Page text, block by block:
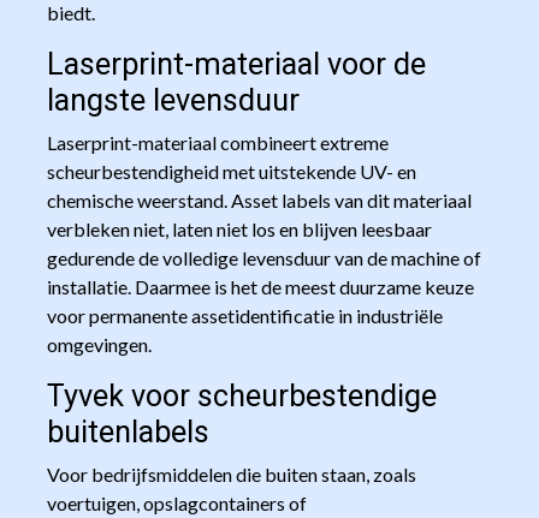
biedt.
Laserprint-materiaal voor de
langste levensduur
Laserprint-materiaal combineert extreme
scheurbestendigheid met uitstekende UV- en
chemische weerstand. Asset labels van dit materiaal
verbleken niet, laten niet los en blijven leesbaar
gedurende de volledige levensduur van de machine of
installatie. Daarmee is het de meest duurzame keuze
voor permanente assetidentificatie in industriële
omgevingen.
Tyvek voor scheurbestendige
buitenlabels
Voor bedrijfsmiddelen die buiten staan, zoals
voertuigen, opslagcontainers of